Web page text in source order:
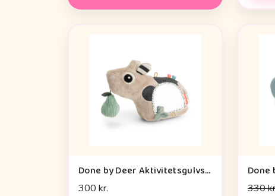
Done by Deer Aktivitetsgulvspejl - Dotti - Sand
300 kr.
330